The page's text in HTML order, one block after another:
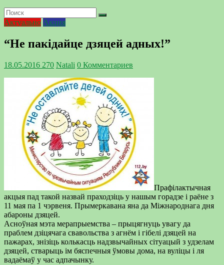
Актуально Акция
“Не пакідайце дзяцей адных!”
18.05.2016 270 Natali 0 Комментариев
Прафілактычная
акцыя пад такой назвай праходзіць у нашым горадзе і раёне з
11 мая па 1 чэрвеня. Прымеркавана яна да Міжнароднага дня
абароны дзяцей.
Асноўная мэта мерапрыемства – прыцягнуць увагу да
праблем дзіцячага свавольства з агнём і гібелі дзяцей на
пажарах, знізіць колькасць надзвычайных сітуацый з удзелам
дзяцей, стварыць ім бяспечныя ўмовы дома, на вуліцы і ля
вадаёмаў у час адпачынку.